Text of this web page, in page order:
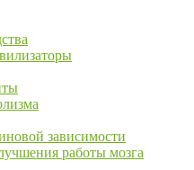
зависимости
работы мозга